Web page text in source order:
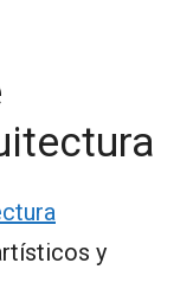
y